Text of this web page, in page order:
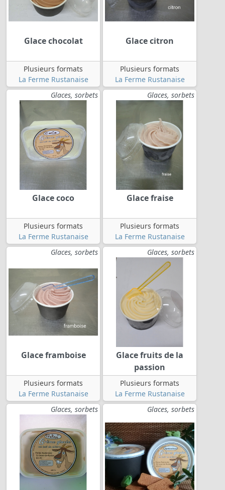
Glace chocolat
Plusieurs formats
La Ferme Rustanaise
Glace citron
Plusieurs formats
La Ferme Rustanaise
Glaces, sorbets
Glace coco
Plusieurs formats
La Ferme Rustanaise
Glaces, sorbets
Glace fraise
Plusieurs formats
La Ferme Rustanaise
Glaces, sorbets
Glace framboise
Plusieurs formats
La Ferme Rustanaise
Glaces, sorbets
Glace fruits de la
passion
Plusieurs formats
La Ferme Rustanaise
Glaces, sorbets
Glaces, sorbets